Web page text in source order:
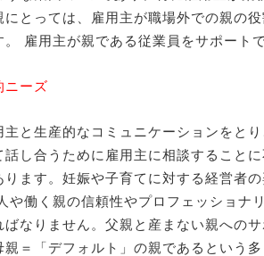
にとっては、雇用主が職場外での親の
。 雇用主が親である従業員をサポート
ニーズ
主と生産的なコミュニケーションをと
話し合うために雇用主に相談すること
ります。妊娠や子育てに対する経営者
や働く親の信頼性やプロフェッショナ
ばなりません。父親と産まない親への
親＝「デフォルト」の親であるという